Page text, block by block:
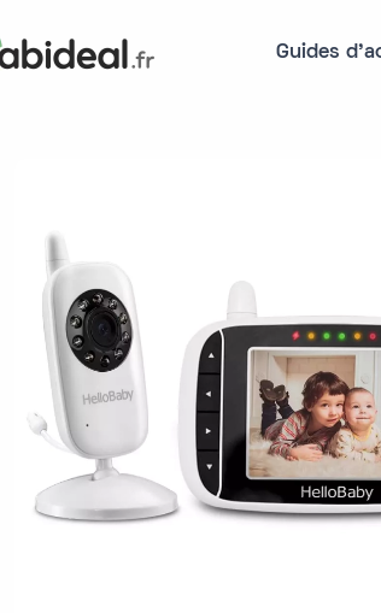
Guides